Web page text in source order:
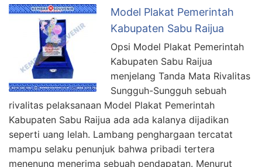
Model Plakat Pemerintah
Kabupaten Sabu Raijua
Opsi Model Plakat Pemerintah
Kabupaten Sabu Raijua
menjelang Tanda Mata Rivalitas
Sungguh-Sungguh sebuah
rivalitas pelaksanaan Model Plakat Pemerintah
Kabupaten Sabu Raijua ada ada kalanya dijadikan
seperti uang lelah. Lambang penghargaan tercatat
mampu selaku penunjuk bahwa pribadi tertera
menenung menerima sebuah pendapatan. Menurut